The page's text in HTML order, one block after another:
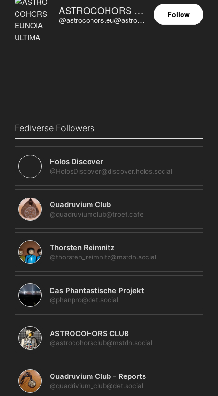
ASTROCOHORS EUNOIA ULTIMA
@astrocohors.eu@astrocohors.eu
Follow
Fediverse Followers
Holos Discover
@HolosDiscover@discover.holos.social
Quadruvium Club
@quadruviumclub@troet.cafe
Thorsten Reimnitz
@thorsten_reimnitz@mstdn.social
Das Phantastische Projekt
@phanpro@det.social
ASTROCOHORS CLUB
@astrocohorsclub@mstdn.social
Quadruvium Club - Reports
@quadrivium_club@det.social